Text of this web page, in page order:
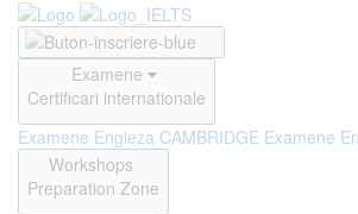
Examene
Certificari internationale
Examene Engleza CAMBRIDGE Examene
Workshops
Preparation Zone